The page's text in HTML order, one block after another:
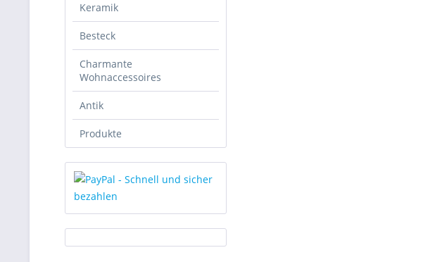
Keramik
Besteck
Charmante
Wohnaccessoires
Antik
Produkte